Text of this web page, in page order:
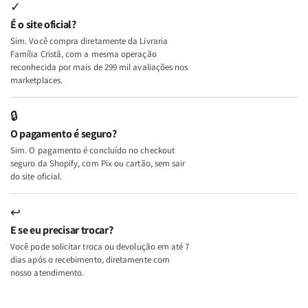
e
Deus
+
A
Mulher
Lar
+
A
Lar
✓
É o site oficial?
Sim. Você compra diretamente da Livraria
Família Cristã, com a mesma operação
reconhecida por mais de 299 mil avaliações nos
marketplaces.
🔒
O pagamento é seguro?
Sim. O pagamento é concluído no checkout
seguro da Shopify, com Pix ou cartão, sem sair
do site oficial.
↩
E se eu precisar trocar?
Você pode solicitar troca ou devolução em até 7
dias após o recebimento, diretamente com
nosso atendimento.